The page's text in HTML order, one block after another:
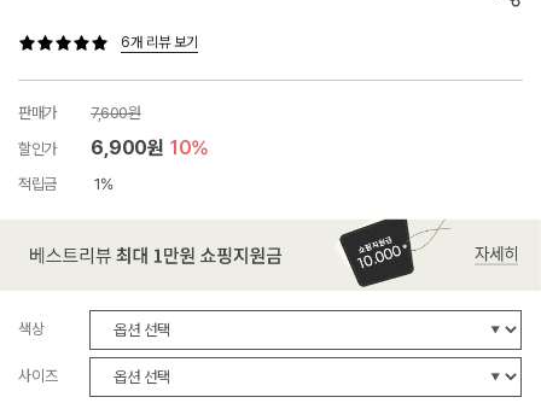
6개 리뷰 보기
판매가
7,600원
할인가
6,900원 10%
적립금 1%
색상
사이즈